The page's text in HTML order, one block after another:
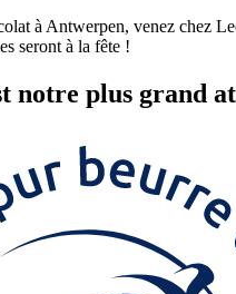
à Antwerpen, venez chez
seront à la fête !
notre plus grand